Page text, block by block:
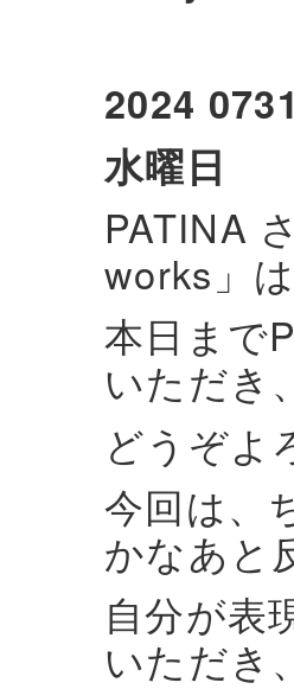
2024 0731
水曜日
PATINA
works」
本日まで
いただき
どうぞよ
今回は、
かなあと
自分が表
いただき